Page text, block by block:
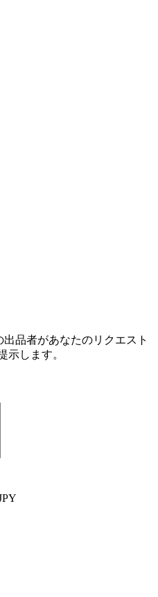
出品者があなたのリクエスト
示します。